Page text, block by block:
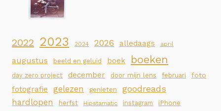
2022 2023 2024 2026 alledaags april
augustus beeld en geluid boek boeken
day zero project december door mijn lens februari foto
fotografie gelezen genieten goodreads
hardlopen herfst Hipstamatic instagram iPhone